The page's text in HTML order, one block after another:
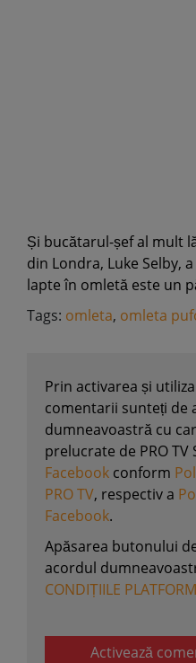
Și bucătarul-șef al mult
din Londra, Luke Selby,
lapte în omletă este un
Tags: omleta, omleta
Prin activarea și
comentarii sunteți de
dumneavoastră cu
prelucrate de PRO TV
Facebook conform
PRO TV, respectiv a
Facebook.
Apăsarea butonului
acordul
CONDIȚIILE
Activează